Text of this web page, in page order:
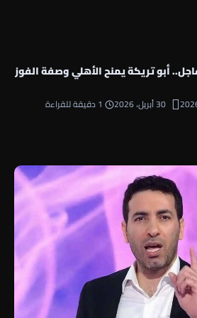
أبو تريكة يمنح الأهلي وصفة الفوز
30 أبريل، 2026
1 دقيقة للقراءة